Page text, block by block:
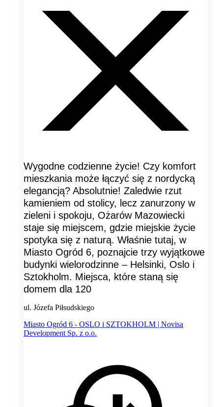
Wygodne codzienne życie! Czy komfort
mieszkania może łączyć się z nordycką
elegancją? Absolutnie! Zaledwie rzut
kamieniem od stolicy, lecz zanurzony w
zieleni i spokoju, Ożarów Mazowiecki
staje się miejscem, gdzie miejskie życie
spotyka się z naturą. Właśnie tutaj, w
Miasto Ogród 6, poznajcie trzy wyjątkowe
budynki wielorodzinne – Helsinki, Oslo i
Sztokholm. Miejsca, które staną się
domem dla 120
ul. Józefa Piłsudskiego
Miasto Ogród 6 - OSLO i SZTOKHOLM | Novisa
Development Sp. z o.o.